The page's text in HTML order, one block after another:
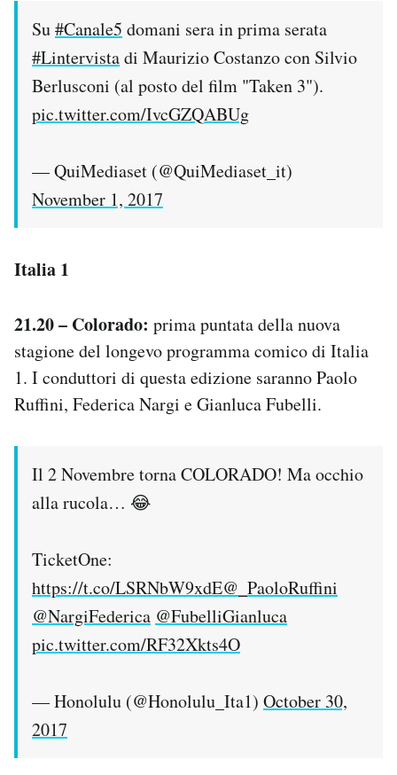
Su#Canale5 domani sera in prima serata
#Lintervistadi Maurizio Costanzo con Silvio
Berlusconi (al posto del film "Taken 3").
pic.twitter.com/IvcGZQABUg
— QuiMediaset (@QuiMediaset_it)
November 1, 2017
Italia 1
21.20 – Colorado: prima puntata della nuova
stagione del longevo programma comico di Italia
1. I conduttori di questa edizione saranno Paolo
Ruffini, Federica Nargi e Gianluca Fubelli.
Il 2 Novembre torna COLORADO! Ma occhio
alla rucola… 😂
TicketOne:
https://t.co/LSRNbW9xdE@_PaoloRuffini
@NargiFederica @FubelliGianluca
pic.twitter.com/RF32Xkts4O
— Honolulu (@Honolulu_Ita1) October 30,
2017